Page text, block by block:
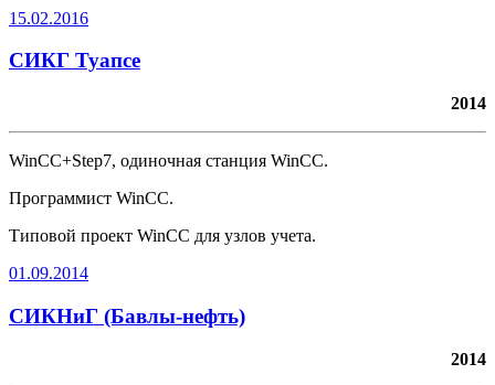
15.02.2016
СИКГ Туапсе
2014
WinCC+Step7, одиночная станция WinCC.
Программист WinCC.
Типовой проект WinCC для узлов учета.
01.09.2014
СИКНиГ (Бавлы-нефть)
2014